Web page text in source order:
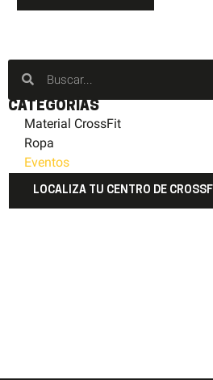
CATEGORÍAS
Material CrossFit
Ropa
Eventos
LOCALIZA TU CENTRO DE